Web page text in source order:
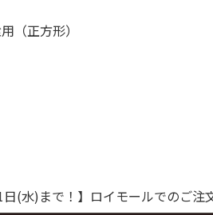
（正方形）
日(水)まで！】ロイモールでのご注